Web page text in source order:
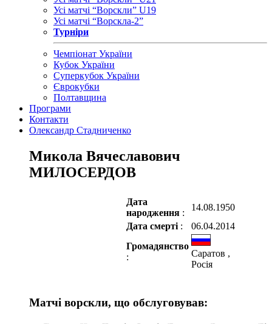
Усі матчі “Ворскли” U19
Усі матчі “Ворскла-2”
Турніри
Чемпіонат України
Кубок України
Суперкубок України
Єврокубки
Полтавщина
Програми
Контакти
Олександр Стадниченко
Микола Вячеславович
МИЛОСЕРДОВ
Дата
народження :
14.08.1950
Дата смерті :
06.04.2014
Громадянство
:
Саратов ,
Росія
Матчі ворскли, що обслуговував: